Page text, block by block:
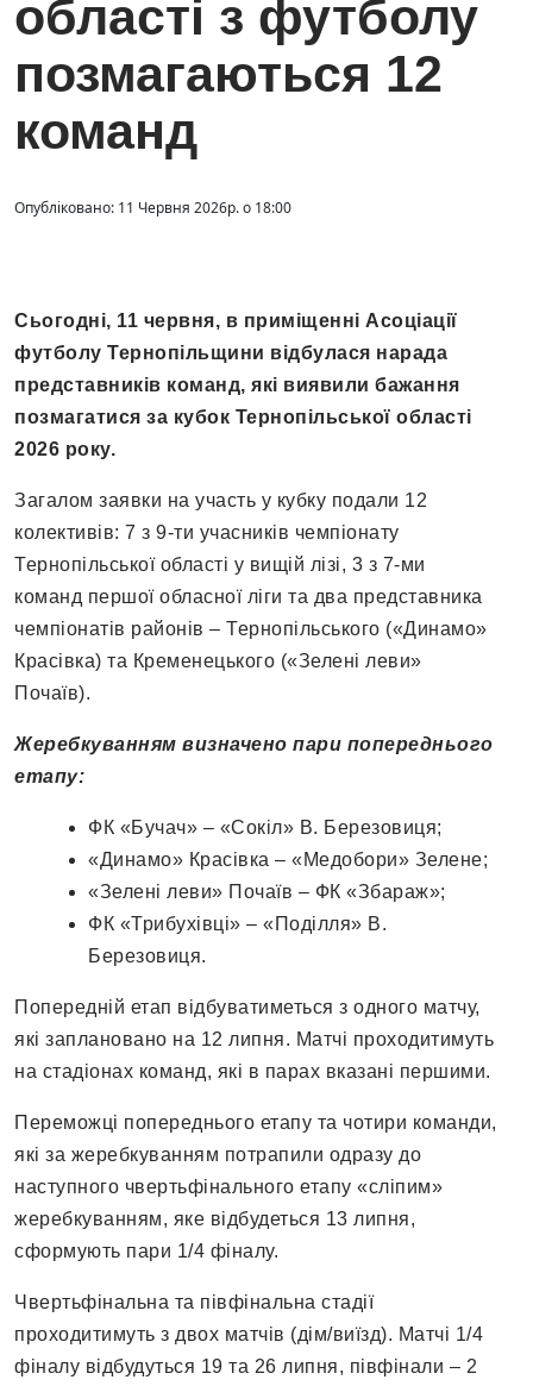
області з футболу
позмагаються 12
команд
Опубліковано: 11 Червня 2026р. о 18:00
Сьогодні, 11 червня, в приміщенні Асоціації
футболу Тернопільщини відбулася нарада
представників команд, які виявили бажання
позмагатися за кубок Тернопільської області
2026 року.
Загалом заявки на участь у кубку подали 12
колективів: 7 з 9-ти учасників чемпіонату
Тернопільської області у вищій лізі, 3 з 7-ми
команд першої обласної ліги та два представника
чемпіонатів районів – Тернопільського («Динамо»
Красівка) та Кременецького («Зелені леви»
Почаїв).
Жеребкуванням визначено пари попереднього
етапу:
ФК «Бучач» – «Сокіл» В. Березовиця;
«Динамо» Красівка – «Медобори» Зелене;
«Зелені леви» Почаїв – ФК «Збараж»;
ФК «Трибухівці» – «Поділля» В.
Березовиця.
Попередній етап відбуватиметься з одного матчу,
які заплановано на 12 липня. Матчі проходитимуть
на стадіонах команд, які в парах вказані першими.
Переможці попереднього етапу та чотири команди,
які за жеребкуванням потрапили одразу до
наступного чвертьфінального етапу «сліпим»
жеребкуванням, яке відбудеться 13 липня,
сформують пари 1/4 фіналу.
Чвертьфінальна та півфінальна стадії
проходитимуть з двох матчів (дім/виїзд). Матчі 1/4
фіналу відбудуться 19 та 26 липня, півфінали – 2